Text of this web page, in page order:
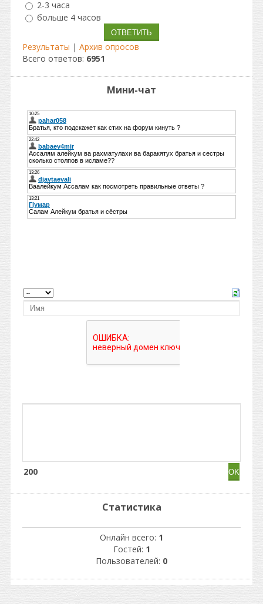
2-3 часа
больше 4 часов
Результаты | Архив опросов
Всего ответов: 6951
Мини-чат
200
Статистика
Онлайн всего: 1
Гостей: 1
Пользователей: 0